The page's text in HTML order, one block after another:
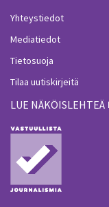
Yhteystiedot
Mediatiedot
Tietosuoja
Tilaa uutiskirjeitä
LUE NÄKÖISLEHTEÄ